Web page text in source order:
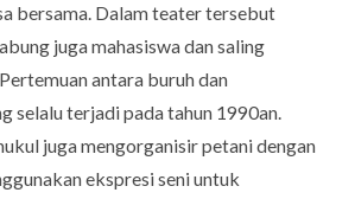
bersama. Dalam teater tersebut
juga mahasiswa dan saling
antara buruh dan
selalu terjadi pada tahun 1990an.
juga mengorganisir petani dengan
ekspresi seni untuk